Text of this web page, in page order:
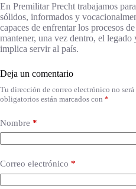
En Premilitar Precht trabajamos
sólidos, informados y
capaces de enfrentar los procesos
mantener, una vez dentro, el
implica servir al país.
Deja un comentario
Tu dirección de correo electrónico no será
obligatorios están marcados con *
Nombre *
Correo electrónico *